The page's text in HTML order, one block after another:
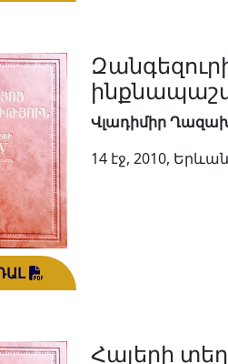
Վլադիմիր
14 էջ, 2010, Երևան
Հայերի